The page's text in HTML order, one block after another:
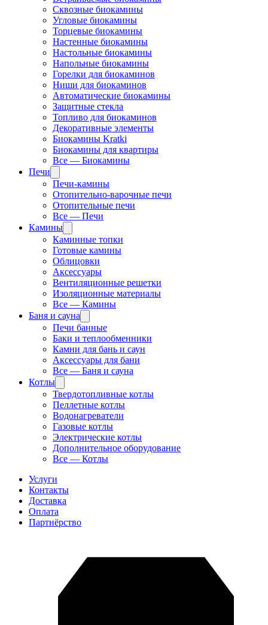
Сквозные биокамины
Угловые биокамины
Торцевые биокамины
Настенные биокамины
Настольные биокамины
Напольные биокамины
Горелки для биокаминов
Ниши для биокаминов
Автоматические биокамины
Защитные стекла
Топливо для биокаминов
Декоративные элементы
Биокамины Kratki
Биокамины для квартиры
Все — Биокамины
Печи
Печи-камины
Отопительно-варочные печи
Отопительные печи
Все — Печи
Камины
Каминные топки
Готовые камины
Облицовки
Аксессуары
Вентиляционные решетки
Изоляционные материалы
Все — Камины
Баня и сауна
Печи банные
Баки и теплообменники
Камни для бань и саун
Аксессуары для бани
Все — Баня и сауна
Котлы
Твердотопливные котлы
Пеллетные котлы
Водонагреватели
Газовые котлы
Электрические котлы
Дополнительное оборудование
Все — Котлы
Услуги
Контакты
Доставка
Оплата
Партнёрство